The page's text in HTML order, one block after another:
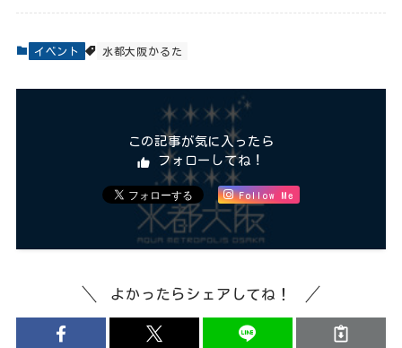
イベント 水都大阪かるた
この記事が気に入ったら
フォローしてね！
Follow Me
よかったらシェアしてね！